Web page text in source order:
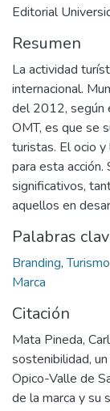
Editorial
Resumen
La actividad
internacional.
del 2012, según
OMT, es que se
turistas. El ocio
para esta
significativos,
aquellos en
Palabras
Branding,Turismo
Marca
Citación
Mata Pineda,
sostenibilidad,
Opico-Valle de
de la marca y su